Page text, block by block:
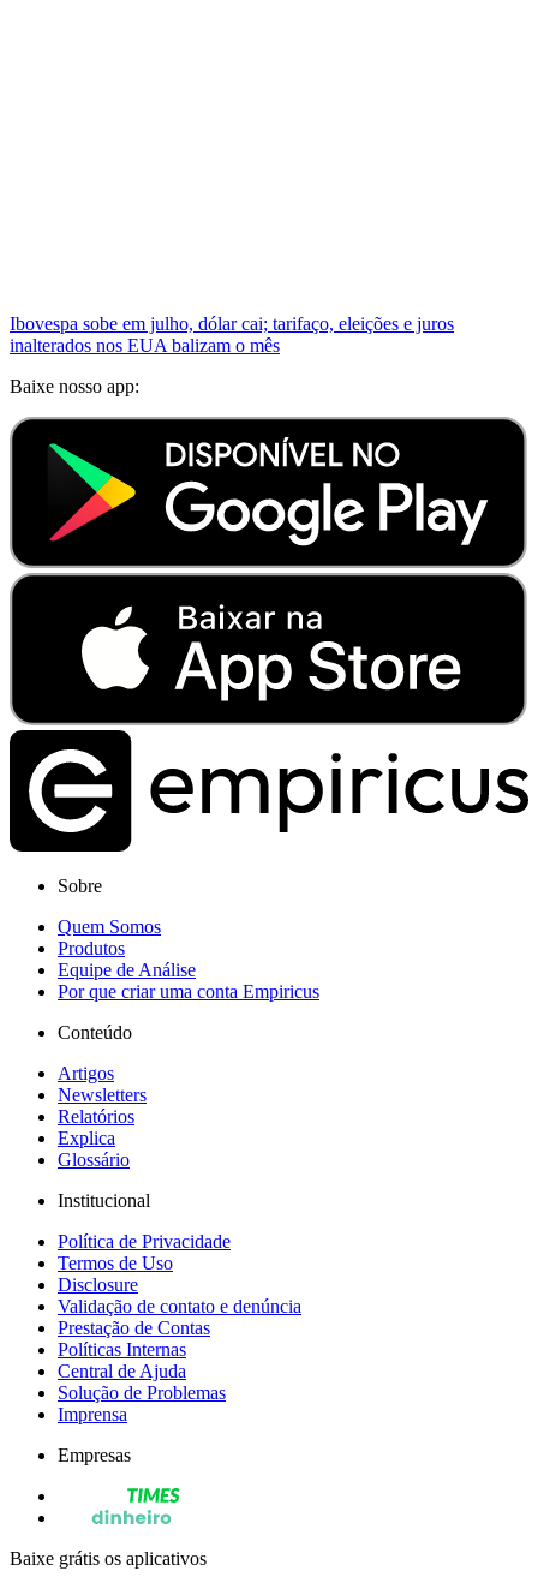
Ibovespa sobe em julho, dólar cai; tarifaço, eleições e juros
inalterados nos EUA balizam o mês
Baixe nosso app:
Sobre
Quem Somos
Produtos
Equipe de Análise
Por que criar uma conta Empiricus
Conteúdo
Artigos
Newsletters
Relatórios
Explica
Glossário
Institucional
Política de Privacidade
Termos de Uso
Disclosure
Validação de contato e denúncia
Prestação de Contas
Políticas Internas
Central de Ajuda
Solução de Problemas
Imprensa
Empresas
Baixe grátis os aplicativos